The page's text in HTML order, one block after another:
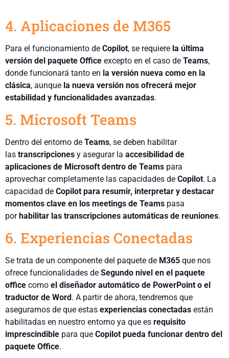
4. Aplicaciones de M365
Para el funcionamiento de Copilot, se requiere la última
versión del paquete Office excepto en el caso de Teams,
donde funcionará tanto en la versión nueva como en la
clásica, aunque la nueva versión nos ofrecerá mejor
estabilidad y funcionalidades avanzadas.
5. Microsoft Teams
Dentro del entorno de Teams, se deben habilitar
las transcripciones y asegurar la accesibilidad de
aplicaciones de Microsoft dentro de Teams para
aprovechar completamente las capacidades de Copilot. La
capacidad de Copilot para resumir, interpretar y destacar
momentos clave en los meetings de Teams pasa
porhabilitar las transcripciones automáticas de reuniones.
6. Experiencias Conectadas
Se trata de un componente del paquete de M365 que nos
ofrece funcionalidades de Segundo nivel en el paquete
office como el diseñador automático de PowerPoint o el
traductor de Word . A partir de ahora, tendremos que
asegurarnos de que estas experiencias conectadas están
habilitadas en nuestro entorno ya que es requisito
imprescindible para que Copilot pueda funcionar dentro del
paquete Office.